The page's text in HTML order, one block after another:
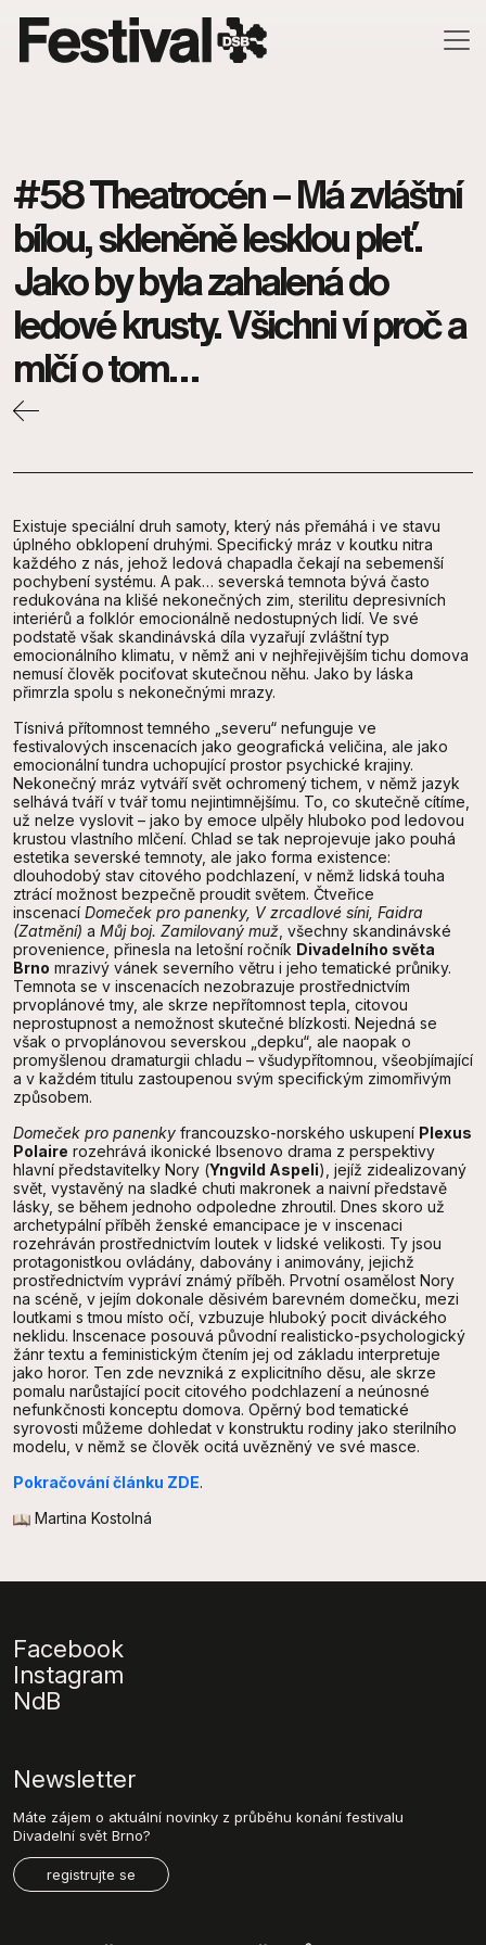
#58 Theatrocén – Má zvláštní
bílou, skleněně lesklou pleť.
Jako by byla zahalená do
ledové krusty. Všichni ví proč a
mlčí o tom…
Existuje speciální druh samoty, který nás přemáhá i ve stavu
úplného obklopení druhými. Specifický mráz v koutku nitra
každého z nás, jehož ledová chapadla čekají na sebemenší
pochybení systému. A pak… severská temnota bývá často
redukována na klišé nekonečných zim, sterilitu depresivních
interiérů a folklór emocionálně nedostupných lidí. Ve své
podstatě však skandinávská díla vyzařují zvláštní typ
emocionálního klimatu, v němž ani v nejhřejivějším tichu domova
nemusí člověk pociťovat skutečnou něhu. Jako by láska
přimrzla spolu s nekonečnými mrazy.
Tísnivá přítomnost temného „severu“ nefunguje ve
festivalových inscenacích jako geografická veličina, ale jako
emocionální tundra uchopující prostor psychické krajiny.
Nekonečný mráz vytváří svět ochromený tichem, v němž jazyk
selhává tváří v tvář tomu nejintimnějšímu. To, co skutečně cítíme,
už nelze vyslovit – jako by emoce ulpěly hluboko pod ledovou
krustou vlastního mlčení. Chlad se tak neprojevuje jako pouhá
estetika severské temnoty, ale jako forma existence:
dlouhodobý stav citového podchlazení, v němž lidská touha
ztrácí možnost bezpečně proudit světem. Čtveřice
inscenací Domeček pro panenky, V zrcadlové síni, Faidra
(Zatmění) a Můj boj. Zamilovaný muž , všechny skandinávské
provenience, přinesla na letošní ročník Divadelního světa
Brno mrazivý vánek severního větru i jeho tematické průniky.
Temnota se v inscenacích nezobrazuje prostřednictvím
prvoplánové tmy, ale skrze nepřítomnost tepla, citovou
neprostupnost a nemožnost skutečné blízkosti. Nejedná se
však o prvoplánovou severskou „depku“, ale naopak o
promyšlenou dramaturgii chladu – všudypřítomnou, všeobjímající
a v každém titulu zastoupenou svým specifickým zimomřivým
způsobem.
Domeček pro panenky francouzsko-norského uskupení Plexus
Polaire rozehrává ikonické Ibsenovo drama z perspektivy
hlavní představitelky Nory (Yngvild Aspeli), jejíž zidealizovaný
svět, vystavěný na sladké chuti makronek a naivní představě
lásky, se během jednoho odpoledne zhroutil. Dnes skoro už
archetypální příběh ženské emancipace je v inscenaci
rozehráván prostřednictvím loutek v lidské velikosti. Ty jsou
protagonistkou ovládány, dabovány i animovány, jejichž
prostřednictvím vypráví známý příběh. Prvotní osamělost Nory
na scéně, v jejím dokonale děsivém barevném domečku, mezi
loutkami s tmou místo očí, vzbuzuje hluboký pocit diváckého
neklidu. Inscenace posouvá původní realisticko-psychologický
žánr textu a feministickým čtením jej od základu interpretuje
jako horor. Ten zde nevzniká z explicitního děsu, ale skrze
pomalu narůstající pocit citového podchlazení a neúnosné
nefunkčnosti konceptu domova. Opěrný bod tematické
syrovosti můžeme dohledat v konstruktu rodiny jako sterilního
modelu, v němž se člověk ocitá uvězněný ve své masce.
Pokračování článku ZDE.
Martina Kostolná
Facebook
Instagram
NdB
Newsletter
Máte zájem o aktuální novinky z průběhu konání festivalu
Divadelní svět Brno?
registrujte se